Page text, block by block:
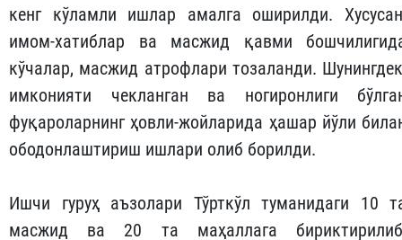
кенг кўламли ишлар амалга оширилди.
имом-хатиблар ва масжид қавми
кўчалар, масжид атрофлари тозаланди.
имконияти чекланган ва ногиронлиги
фуқароларнинг ҳовли-жойларида ҳашар йўли
ободонлаштириш ишлари олиб борилди.
Ишчи гуруҳ аъзолари Тўрткўл туманидаги 10
масжид ва 20 та маҳаллага